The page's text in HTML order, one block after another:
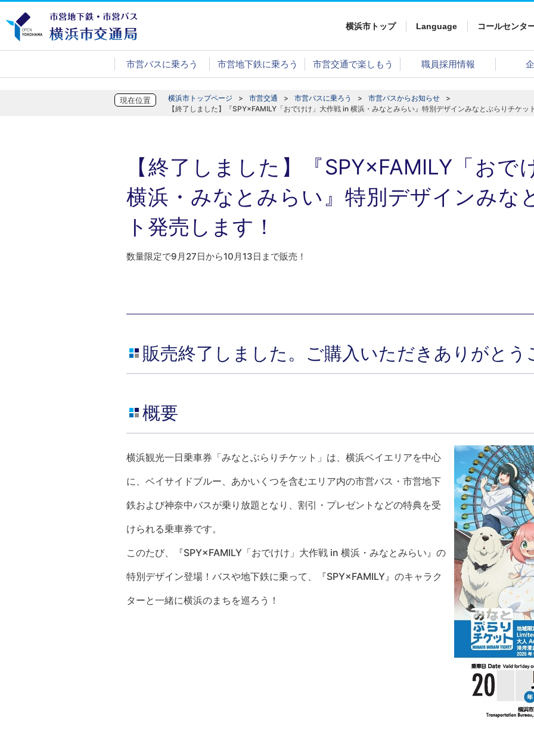
横浜市トップ Language コールセンタ
市営バスに乗ろう 市営地下鉄に乗ろう 市営交通で楽しもう 職員採用情報
現在位置 横浜市トップページ 市営交通 市営バスに乗ろう
市営バスからお知らせ
【終了しました】『SPY×FAMILY「おでけけ」大作戦 in 横浜・みなとみらい』特別デザインみなとぶらりチケッ
【終了しました】『SPY×FAMILY「おで
横浜・みなとみらい』特別デザインみな
ト発売します！
数量限定で9月27日から10月13日まで販売！
販売終了しました。ご購入いただきありがとう
概要
横浜観光一日乗車券「みなとぶらりチケット」は、横浜ベイエリアを中心
に、ベイサイドブルー、あかいくつを含むエリア内の市営バス・市営地下
鉄および神奈中バスが乗り放題となり、割引・プレゼントなどの特典を受
けられる乗車券です。
このたび、『SPY×FAMILY「おでけけ」大作戦 in 横浜・みなとみらい』の
特別デザイン登場！バスや地下鉄に乗って、『SPY×FAMILY』のキャラク
ターと一緒に横浜のまちを巡ろう！